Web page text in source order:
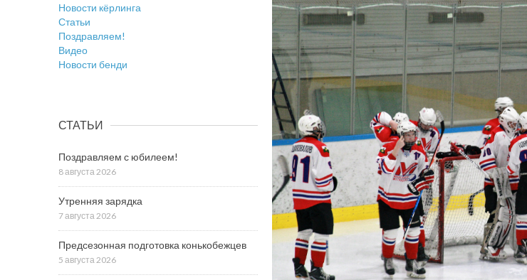
Новости кёрлинга
Статьи
Поздравляем!
Видео
Новости бенди
СТАТЬИ
Поздравляем с юбилеем!
8 августа 2026
Утренняя зарядка
7 августа 2026
Предсезонная подготовка конькобежцев
5 августа 2026